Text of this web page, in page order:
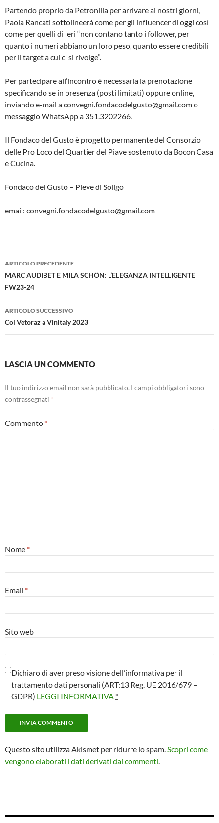
Partendo proprio da Petronilla per arrivare ai nostri giorni,
Paola Rancati sottolineerà come per gli influencer di oggi così
come per quelli di ieri “non contano tanto i follower, per
quanto i numeri abbiano un loro peso, quanto essere credibili
per il target a cui ci si rivolge”.
Per partecipare all’incontro è necessaria la prenotazione
specificando se in presenza (posti limitati) oppure online,
inviando e-mail a convegni.fondacodelgusto@gmail.com o
messaggio WhatsApp a 351.3202266.
Il Fondaco del Gusto è progetto permanente del Consorzio
delle Pro Loco del Quartier del Piave sostenuto da Bocon Casa
e Cucina.
Fondaco del Gusto – Pieve di Soligo
email: convegni.fondacodelgusto@gmail.com
Navigazione
articolo
ARTICOLO PRECEDENTE
MARC AUDIBET E MILA SCHÖN: L’ELEGANZA INTELLIGENTE
FW23-24
ARTICOLO SUCCESSIVO
Col Vetoraz a Vinitaly 2023
LASCIA UN COMMENTO
Il tuo indirizzo email non sarà pubblicato. I campi obbligatori sono
contrassegnati *
Commento *
Nome *
Email *
Sito web
Dichiaro di aver preso visione dell’informativa per il
trattamento dati personali (ART:13 Reg. UE 2016/679 –
GDPR) LEGGI INFORMATIVA *
Questo sito utilizza Akismet per ridurre lo spam.Scopri come
vengono elaborati i dati derivati dai commenti.